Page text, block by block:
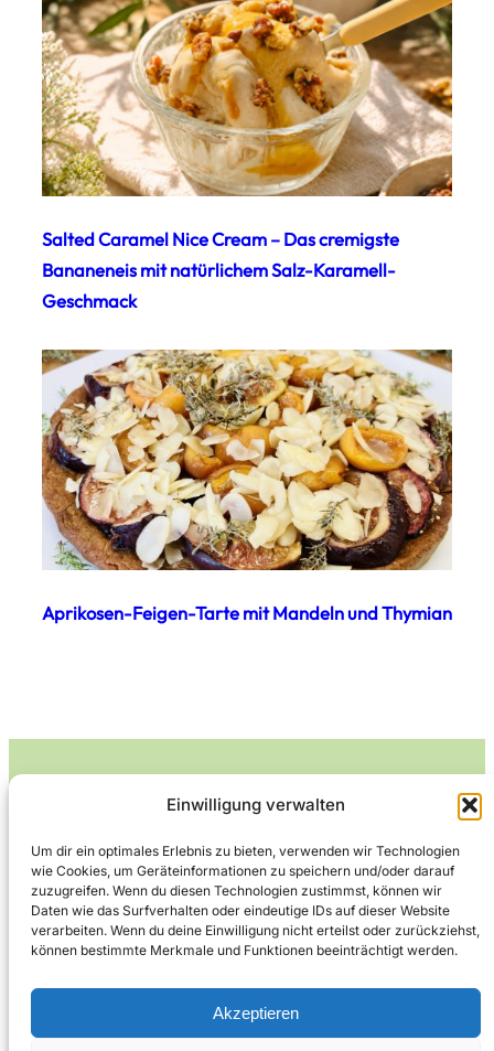
Einwilligung verwalten
Um dir ein optimales Erlebnis zu bieten, verwenden wir Technologien
wie Cookies, um Geräteinformationen zu speichern und/oder darauf
zuzugreifen. Wenn du diesen Technologien zustimmst, können wir
Daten wie das Surfverhalten oder eindeutige IDs auf dieser Website
verarbeiten. Wenn du deine Einwilligung nicht erteilst oder zurückziehst,
können bestimmte Merkmale und Funktionen beeinträchtigt werden.
Akzeptieren
Salted Caramel Nice Cream – Das cremigste
Bananeneis mit natürlichem Salz-Karamell-
Geschmack
Aprikosen-Feigen-Tarte mit Mandeln und Thymian
Leckerlife
Lecker essen – gesund leben.